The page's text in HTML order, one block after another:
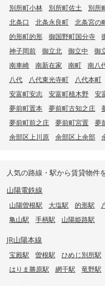
別所町小林
別所町佐土 別所
北条口
北条永良町 北条宮の
的形町的形
御国野町国分寺
神子岡前
御立北 御立中 御
南車崎
南新在家 南町 南八
八代
八代東光寺町 八代本町
安富町安志
安富町植木野 安
夢前町置本
夢前町古知之庄
夢前町前之庄
夢前町宮置 夢
余部区上川原
余部区上余部
人気の路線・駅から賃貸物件
山陽電鉄線
山陽曽根駅 大塩駅 的形駅
亀山駅
手柄駅 山陽姫路駅
JR山陽本線
宝殿駅 曽根駅 ひめじ別所駅
はりま勝原駅
網干駅 竜野駅